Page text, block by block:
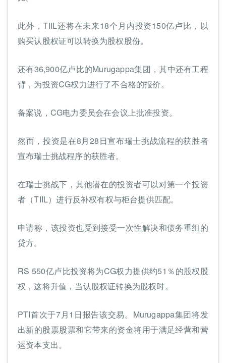
此外，TIIL还将在未来18个月内投资150亿卢比，以
购买认股权证可以转换为股权股份。
还有36,900亿卢比的Murugappa集团，其中还有工程
臂，为投资CG权力进行了不合格的报价。
备案说，CG电力委员会在会议上批准投资。
然而，投资是在8月28日宣布瑞士挑战流程的获胜者
宣布瑞士挑战程序的获胜者。
在瑞士挑战下，其他潜在的投资者可以对第一个投资
者（TIIL）进行反补权有权与柜台提供匹配。
申请称，该投资也受到接受一次性解决和债务重组的
贷方。
RS 550亿卢比投资将为CG权力提供约51％的股权股
权，这将升值，当认股权证转换为股权时。
PTI首次于7月1日报告该交易。Murugappa集团将发
出新的股票股票和它带来的资金将用于满足经营和营
运资本支出。